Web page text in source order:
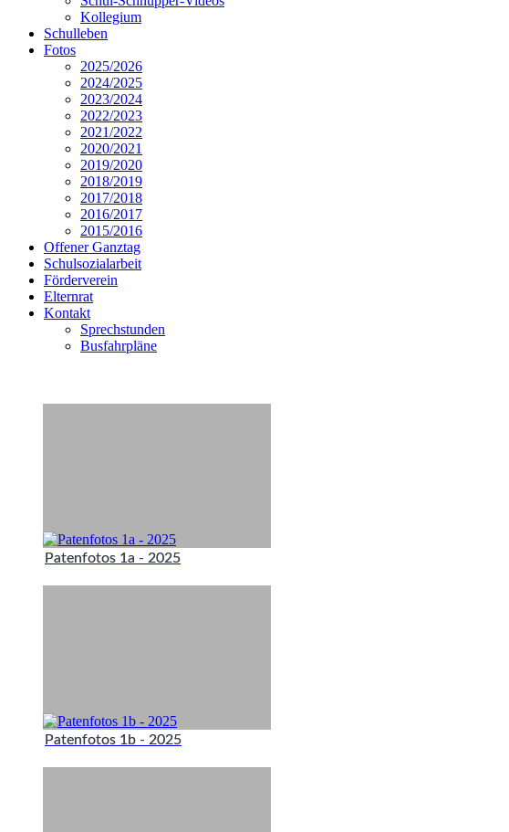
Kollegium
Schulleben
Fotos
2025/2026
2024/2025
2023/2024
2022/2023
2021/2022
2020/2021
2019/2020
2018/2019
2017/2018
2016/2017
2015/2016
Offener Ganztag
Schulsozialarbeit
Förderverein
Elternrat
Kontakt
Sprechstunden
Busfahrpläne
Patenfotos 1a - 2025
Patenfotos 1b - 2025